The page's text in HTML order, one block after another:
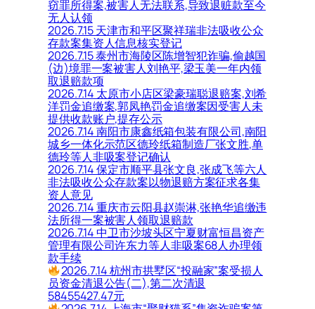
窃罪所得案,被害人无法联系,导致退赃款至今
无人认领
2026.7.15 天津市和平区聚祥瑞非法吸收公众
存款案集资人信息核实登记
2026.7.15 泰州市海陵区陈增智犯诈骗,偷越国
(边)境罪一案被害人刘艳平,梁玉美一年内领
取退赔款项
2026.7.14 太原市小店区梁豪瑞聪退赔案,刘希
洋罚金追缴案,郭凤艳罚金追缴案因受害人未
提供收款账户,提存公示
2026.7.14 南阳市康鑫纸箱包装有限公司,南阳
城乡一体化示范区德玲纸箱制造厂张文胜,单
德玲等人非吸案登记确认
2026.7.14 保定市顺平县张文良,张成飞等六人
非法吸收公众存款案以物退赔方案征求各集
资人意见
2026.7.14 重庆市云阳县赵崇淋,张艳华追缴违
法所得一案被害人领取退赔款
2026.7.14 中卫市沙坡头区宁夏财富恒昌资产
管理有限公司许东力等人非吸案68人办理领
款手续
2026.7.14 杭州市拱墅区“投融家”案受损人
员资金清退公告(二),第二次清退
58455427.47元